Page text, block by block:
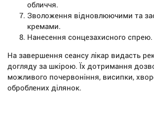
обличчя.
Зволоження відновлюючими та
кремами.
Нанесення сонцезахисного спрею.
На завершення сеансу лікар видасть
догляду за шкірою. Їх дотримання
можливого почервоніння, висипки,
оброблених ділянок.